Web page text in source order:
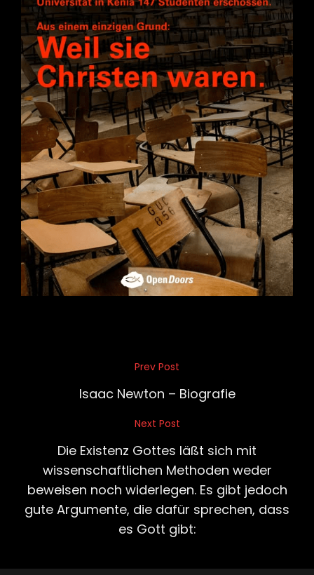
Beitragsnavigation
Prev Post
Isaac Newton – Biografie
Next Post
Die Existenz Gottes läßt sich mit
wissenschaftlichen Methoden weder
beweisen noch widerlegen. Es gibt jedoch
gute Argumente, die dafür sprechen, dass
es Gott gibt: